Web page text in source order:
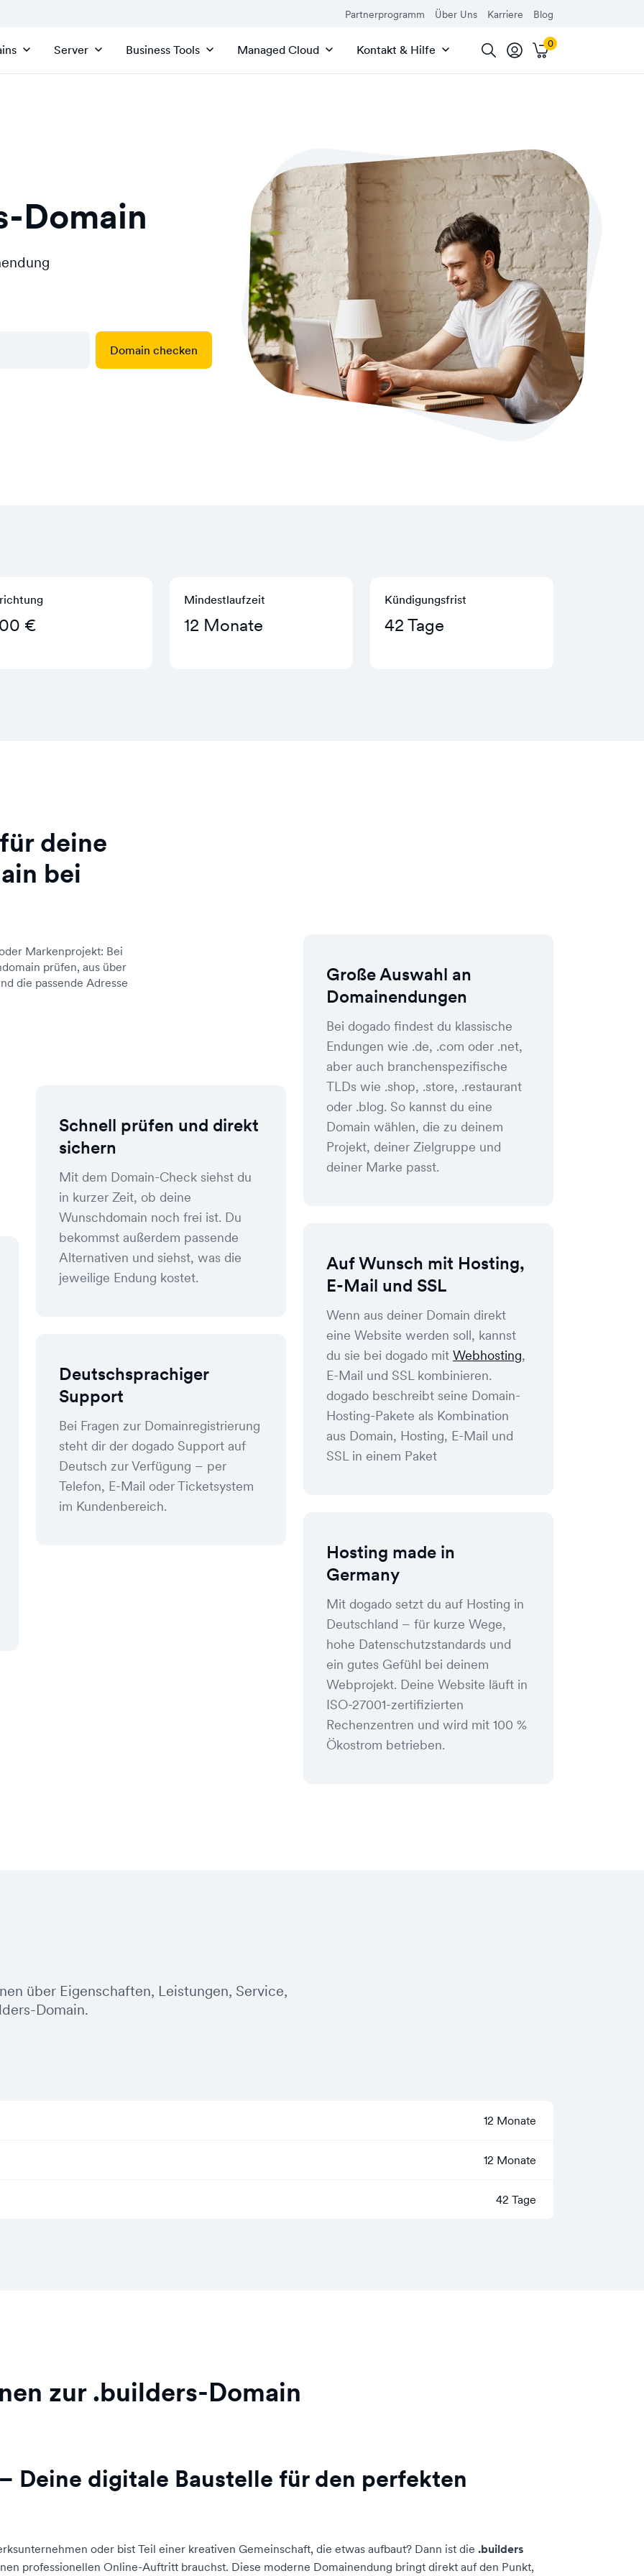
Partnerprogramm Über Uns Karriere Blog
Server Business Tools Managed Cloud Kontakt & Hilfe
Domain
Domain checken
€
Mindestlaufzeit
12 Monate
Kündigungs­frist
42 Tage
deine
bei
Markenprojekt: Bei
prüfen, aus über
die passende Adresse
Schnell prüfen und direkt
sichern
Mit dem Domain-Check siehst du
in kurzer Zeit, ob deine
Wunschdomain noch frei ist. Du
bekommst außerdem passende
Alternativen und siehst, was die
jeweilige Endung kostet.
Deutschsprachiger
Support
Bei Fragen zur Domainregistrierung
steht dir der dogado Support auf
Deutsch zur Verfügung – per
Telefon, E-Mail oder Ticketsystem
im Kundenbereich.
Große Auswahl an
Domainendungen
Bei dogado findest du klassische
Endungen wie .de, .com oder .net,
aber auch branchenspezifische
TLDs wie .shop, .store, .restaurant
oder .blog. So kannst du eine
Domain wählen, die zu deinem
Projekt, deiner Zielgruppe und
deiner Marke passt.
Auf Wunsch mit Hosting,
E-Mail und SSL
Wenn aus deiner Domain direkt
eine Website werden soll, kannst
du sie bei dogado mit Webhosting,
E-Mail und SSL kombinieren.
dogado beschreibt seine Domain-
Hosting-Pakete als Kombination
aus Domain, Hosting, E-Mail und
SSL in einem Paket
Hosting made in
Germany
Mit dogado setzt du auf Hosting in
Deutschland – für kurze Wege,
hohe Datenschutzstandards und
ein gutes Gefühl bei deinem
Webprojekt. Deine Website läuft in
ISO-27001-zertifizierten
Rechenzentren und wird mit 100 %
Ökostrom betrieben.
über Eigenschaften, Leistungen, Service,
Domain.
12 Monate
12 Monate
42 Tage
zur .builders-Domain
Deine digitale Baustelle für den perfekten
oder bist Teil einer kreativen Gemeinschaft, die etwas aufbaut? Dann ist die .builders
professionellen Online-Auftritt brauchst. Diese moderne Domainendung bringt direkt auf den Punkt,